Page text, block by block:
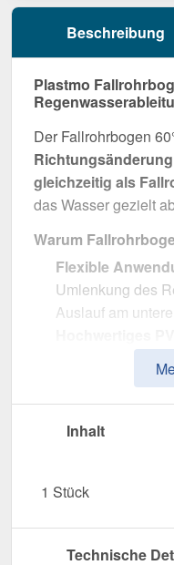
Beschreibung
Plastmo
Der Fallrohrbogen
gleichzeitig als
das Wasser gezielt
Warum
Flexible
Umlenkung des
Auslauf am
Effiziente
Dimension mit 90
Einfache Montage
Inhalt
1 Stück
Technische